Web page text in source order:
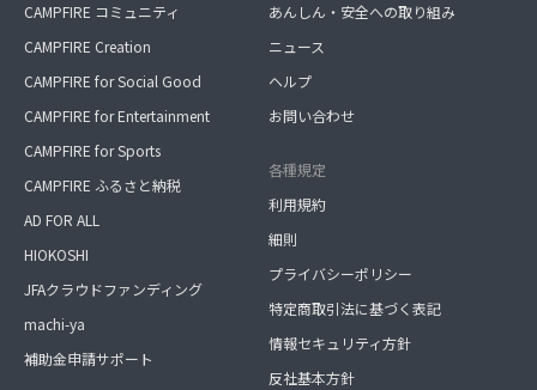
CAMPFIRE コミュニティ
CAMPFIRE Creation
CAMPFIRE for Social Good
CAMPFIRE for Entertainment
CAMPFIRE for Sports
CAMPFIRE ふるさと納税
AD FOR ALL
HIOKOSHI
JFAクラウドファンディング
machi-ya
補助金申請サポート
あんしん・安全への取り組み
ニュース
ヘルプ
お問い合わせ
各種規定
利用規約
細則
プライバシーポリシー
特定商取引法に基づく表記
情報セキュリティ方針
反社基本方針